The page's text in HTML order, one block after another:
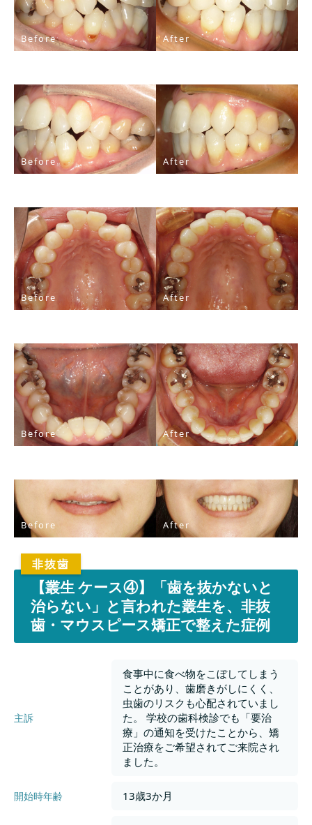
Before After
Before After
Before After
Before After
Before After
【叢生 ケース④】「歯を抜かないと
治らない」と言われた叢生を、非抜
歯・マウスピース矯正で整えた症例
主訴
食事中に食べ物をこぼしてしまう
ことがあり、歯磨きがしにくく、
虫歯のリスクも心配されていまし
た。 学校の歯科検診でも「要治
療」の通知を受けたことから、矯
正治療をご希望されてご来院され
ました。
開始時年齢 13歳3か月